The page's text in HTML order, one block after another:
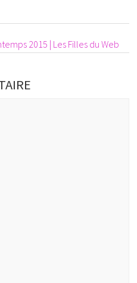
2015 | Les Filles du Web